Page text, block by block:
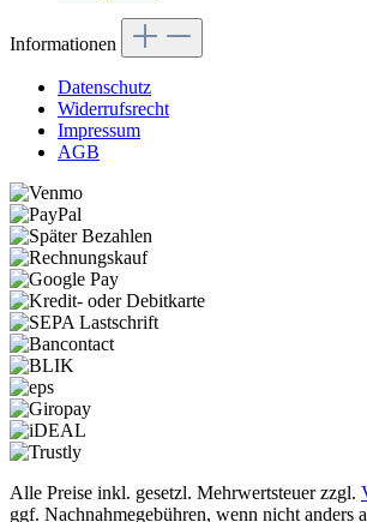
Informationen
Datenschutz
Widerrufsrecht
Impressum
AGB
Alle Preise inkl. gesetzl. Mehrwertsteuer zzgl.
ggf. Nachnahmegebühren, wenn nicht anders